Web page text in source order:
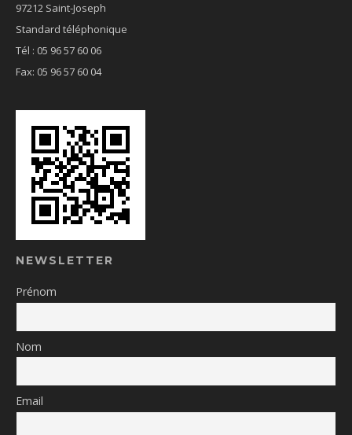
97212 Saint-Joseph
Standard téléphonique
Tél : 05 96 57 60 06
Fax: 05 96 57 60 04
NEWSLETTER
Prénom
Nom
Email